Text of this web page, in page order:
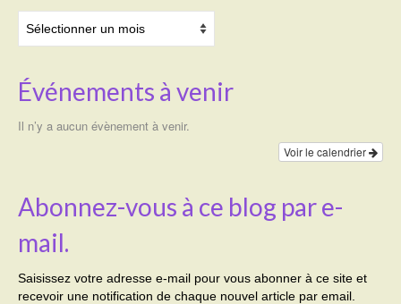
Événements à venir
Il n’y a aucun évènement à venir.
Voir le calendrier
Abonnez-vous à ce blog par e-
mail.
Saisissez votre adresse e-mail pour vous abonner à ce site et
recevoir une notification de chaque nouvel article par email.